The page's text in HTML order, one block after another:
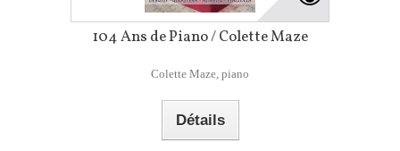
104 Ans de Piano / Colette Maze
Colette Maze, piano
Détails